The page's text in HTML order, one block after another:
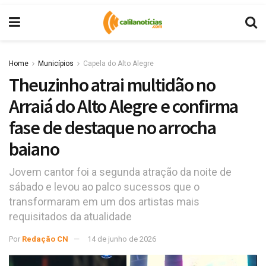
Home Municípios Capela do Alto Alegre
Theuzinho atrai multidão no
Arraiá do Alto Alegre e confirma
fase de destaque no arrocha
baiano
Jovem cantor foi a segunda atração da noite de
sábado e levou ao palco sucessos que o
transformaram em um dos artistas mais
requisitados da atualidade
Por Redação CN 14 de junho de 2026